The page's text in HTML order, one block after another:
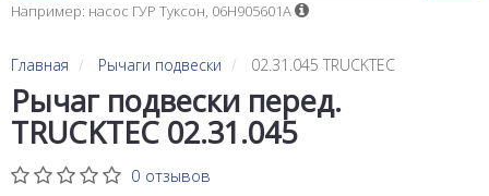
Например: насос ГУР Туксон, 06H905601A
Главная Рычаги подвески 02.31.045 TRUCKTEC
Рычаг подвески перед.
TRUCKTEC 02.31.045
0 отзывов